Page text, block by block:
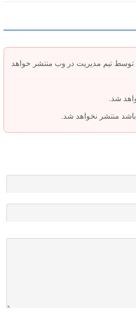
توسط تیم مدیریت در وب منتشر خواهد
شد.
باشد منتشر نخواهد شد.